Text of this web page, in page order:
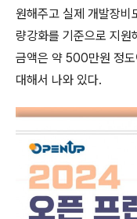
원해주고 실제 개발장비
량강화를 기준으로 지원
금액은 약 500만원 정
대해서 나와 있다.